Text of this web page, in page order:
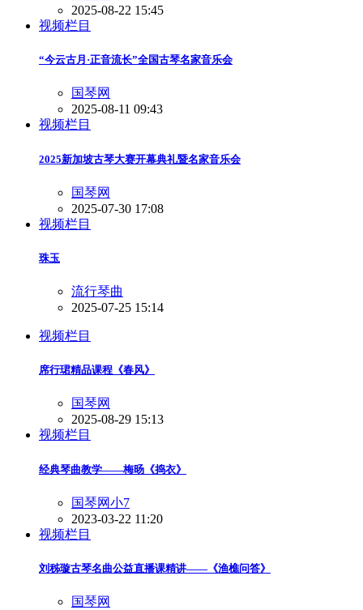
2025-08-22 15:45
视频栏目
“今云古月·正音流长”全国古琴名家音乐会
国琴网
2025-08-11 09:43
视频栏目
2025新加坡古琴大赛开幕典礼暨名家音乐会
国琴网
2025-07-30 17:08
视频栏目
珠玉
流行琴曲
2025-07-25 15:14
视频栏目
席行珺精品课程《春风》
国琴网
2025-08-29 15:13
视频栏目
经典琴曲教学——梅旸《捣衣》
国琴网小7
2023-03-22 11:20
视频栏目
刘秭璇古琴名曲公益直播课精讲——《渔樵问答》
国琴网